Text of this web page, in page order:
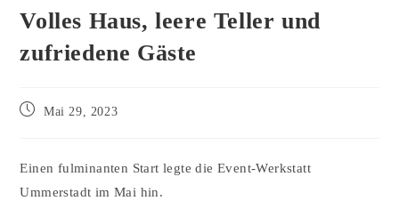
Volles Haus, leere Teller und
zufriedene Gäste
Mai 29, 2023
Einen fulminanten Start legte die Event-Werkstatt
Ummerstadt im Mai hin.